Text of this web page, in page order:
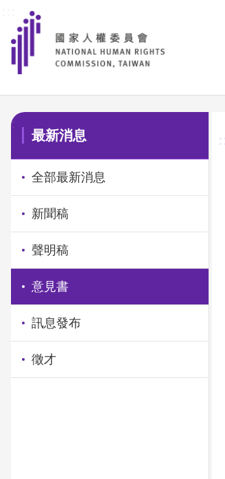
前往主要內容區塊
:::
最新消息
全部最新消息
新聞稿
聲明稿
意見書
訊息發布
徵才